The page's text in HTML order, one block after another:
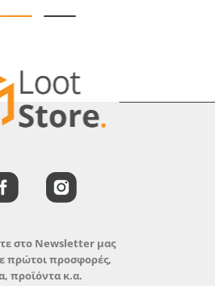
στο Newsletter μας
πρώτοι προσφορές,
προϊόντα κ.α.